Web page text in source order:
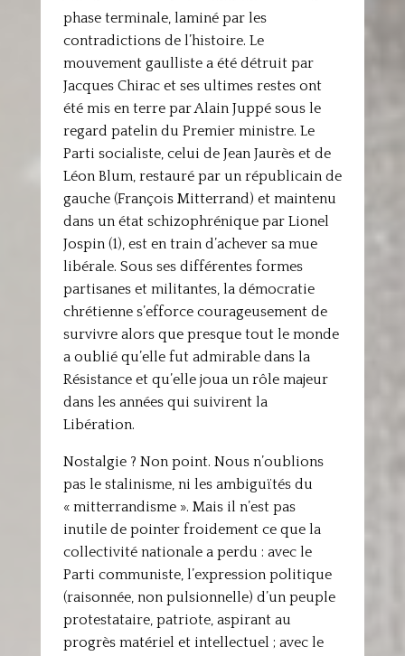
phase terminale, laminé par les
contradictions de l’histoire. Le
mouvement gaulliste a été détruit par
Jacques Chirac et ses ultimes restes ont
été mis en terre par Alain Juppé sous le
regard patelin du Premier ministre. Le
Parti socialiste, celui de Jean Jaurès et de
Léon Blum, restauré par un républicain de
gauche (François Mitterrand) et maintenu
dans un état schizophrénique par Lionel
Jospin (1), est en train d’achever sa mue
libérale. Sous ses différentes formes
partisanes et militantes, la démocratie
chrétienne s’efforce courageusement de
survivre alors que presque tout le monde
a oublié qu’elle fut admirable dans la
Résistance et qu’elle joua un rôle majeur
dans les années qui suivirent la
Libération.
Nostalgie ? Non point. Nous n’oublions
pas le stalinisme, ni les ambiguïtés du
« mitterrandisme ». Mais il n’est pas
inutile de pointer froidement ce que la
collectivité nationale a perdu : avec le
Parti communiste, l’expression politique
(raisonnée, non pulsionnelle) d’un peuple
protestataire, patriote, aspirant au
progrès matériel et intellectuel ; avec le